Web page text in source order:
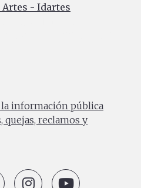
- Idartes
la información pública
reclamos y